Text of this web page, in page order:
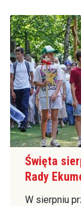
Święta
Rady
W sierpniu